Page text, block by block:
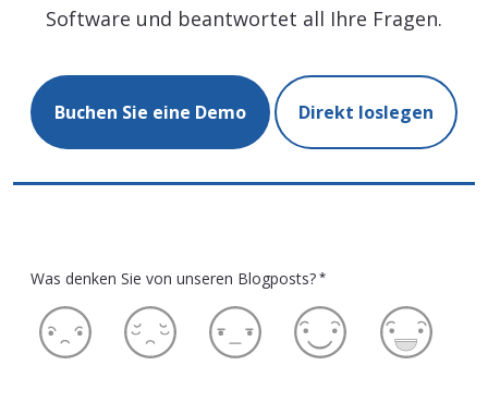
Software und beantwortet all Ihre Fragen.
Buchen Sie eine Demo Direkt loslegen
Was denken Sie von unseren Blogposts? *